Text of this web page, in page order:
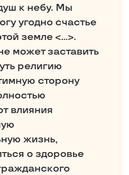
к небу. Мы
угодно счастье
земле <…>.
может заставить
религию
сторону
влияния
жизнь,
о здоровье